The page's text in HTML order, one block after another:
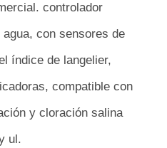
controlador
con sensores de
índice de langelier,
compatible con
y cloración salina
ul.